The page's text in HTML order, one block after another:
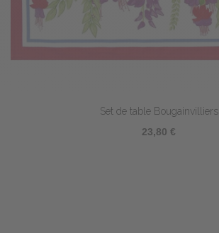
Set de table Bougainvilliers
23,80 €